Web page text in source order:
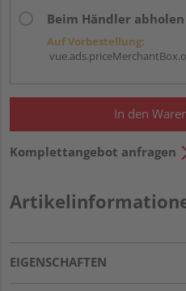
Beim Händler abholen
Auf Vorbestellung:
In den
Komplettangebot anfragen
EIGENSCHAFTEN